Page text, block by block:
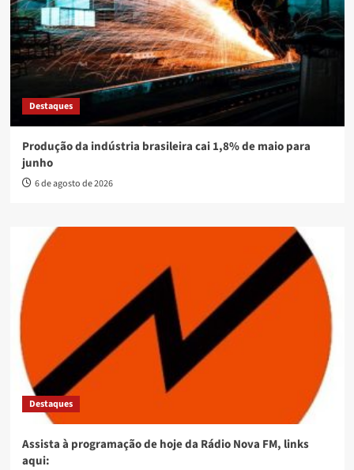
Destaques
Produção da indústria brasileira cai 1,8% de maio para
junho
6 de agosto de 2026
Destaques
Assista à programação de hoje da Rádio Nova FM, links
aqui: